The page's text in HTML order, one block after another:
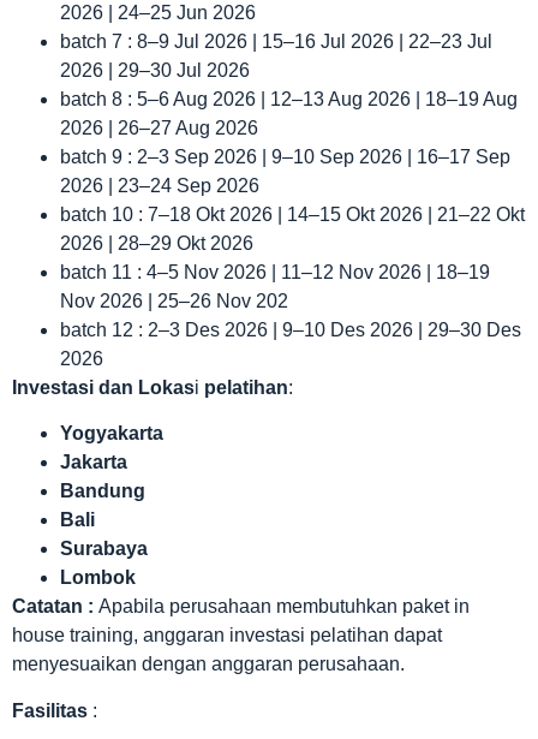
2026 | 24–25 Jun 2026
batch 7 : 8–9 Jul 2026 | 15–16 Jul 2026 | 22–23 Jul
2026 | 29–30 Jul 2026
batch 8 : 5–6 Aug 2026 | 12–13 Aug 2026 | 18–19 Aug
2026 | 26–27 Aug 2026
batch 9 : 2–3 Sep 2026 | 9–10 Sep 2026 | 16–17 Sep
2026 | 23–24 Sep 2026
batch 10 : 7–18 Okt 2026 | 14–15 Okt 2026 | 21–22 Okt
2026 | 28–29 Okt 2026
batch 11 : 4–5 Nov 2026 | 11–12 Nov 2026 | 18–19
Nov 2026 | 25–26 Nov 202
batch 12 : 2–3 Des 2026 | 9–10 Des 2026 | 29–30 Des
2026
Investasi dan Lokasi pelatihan:
Yogyakarta
Jakarta
Bandung
Bali
Surabaya
Lombok
Catatan : Apabila perusahaan membutuhkan paket in
house training, anggaran investasi pelatihan dapat
menyesuaikan dengan anggaran perusahaan.
Fasilitas :